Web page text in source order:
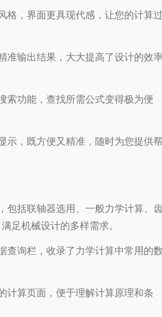
格，界面更具现代感，让您的计算
准输出结果，大大提高了设计的效
索功能，查找所需公式变得极为便
示，既方便又精准，随时为您提供
包括联轴器选用、一般力学计算、
足机械设计的多样需求。
查询栏，收录了力学计算中常用的
计算页面，便于理解计算原理和条